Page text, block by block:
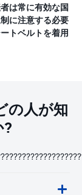
は常に有効な国
に注意する必要
トベルトを着用
の人が知
?